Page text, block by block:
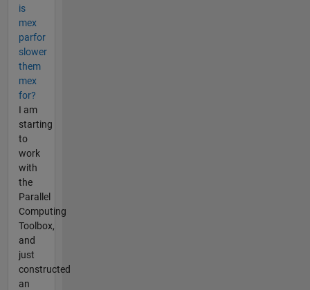
is
mex
parfor
slower
them
mex
for?
I am
starting
to
work
with
the
Parallel
Computing
Toolbox,
and
just
constructed
an